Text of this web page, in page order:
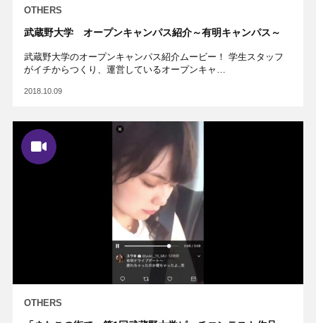
OTHERS
武蔵野大学 オープンキャンパス紹介～有明キャンパス～
武蔵野大学のオープンキャンパス紹介ムービー！ 学生スタッフ
がイチからつくり、運営しているオープンキャ…
2018.10.09
OTHERS